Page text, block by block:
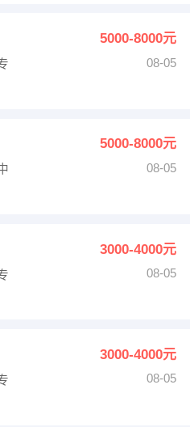
5000-8000元
08-05
5000-8000元
08-05
3000-4000元
08-05
3000-4000元
08-05